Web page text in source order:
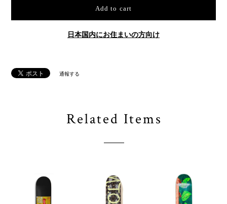
Add to cart
日本国内にお住まいの方向け
通報する
Related Items